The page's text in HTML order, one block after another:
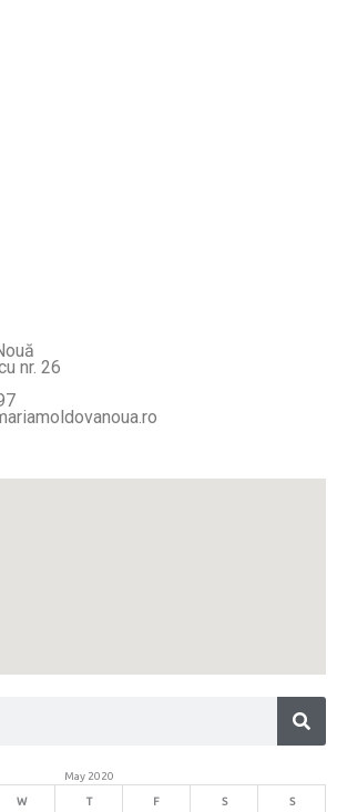
nr. 26
May 2020
W T F S S